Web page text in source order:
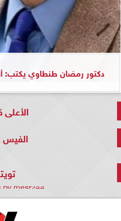
دكتور رمضان طنطاوي يكتب:
الأعلى
by mesr244